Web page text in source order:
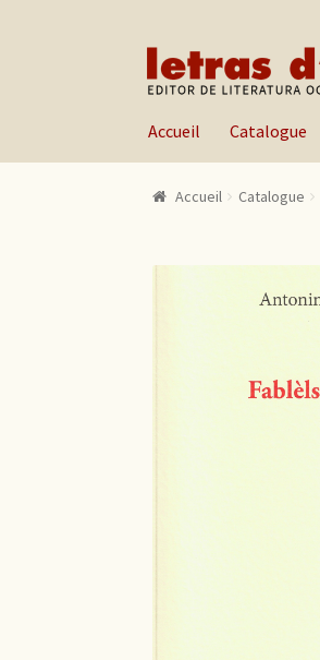
Aller à la navigation
Aller au contenu
Accueil Catalogue
Accueil Catalogue